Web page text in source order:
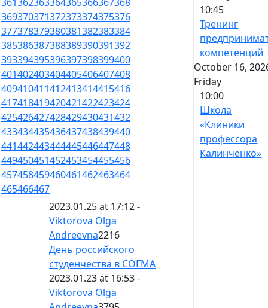
369370371372373374375376
377378379380381382383384
385386387388389390391392
393394395396397398399400
401402403404405406407408
409410411412413414415416
417418419420421422423424
425426427428429430431432
433434435436437438439440
441442443444445446447448
449450451452453454455456
457458459460461462463464
465466467
2023.01.25 at 17:12 -
Viktorova Olga
Andreevna2216
День российского
студенчества в СОГМА
2023.01.23 at 16:53 -
Viktorova Olga
10:45
Тренинг
компетенций
October 16,
Friday
10:00
Школа
«Клиники
профессора
Калинченко»